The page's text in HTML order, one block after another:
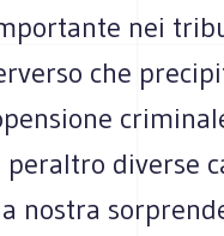
nei
che
diverse
nostra